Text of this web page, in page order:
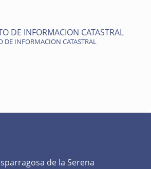
DE INFORMACION CATASTRAL
DE INFORMACION CATASTRAL
de la Serena